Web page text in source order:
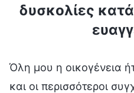
δυσκολίες
Όλη μου η οικογένεια
και οι περισσότεροι